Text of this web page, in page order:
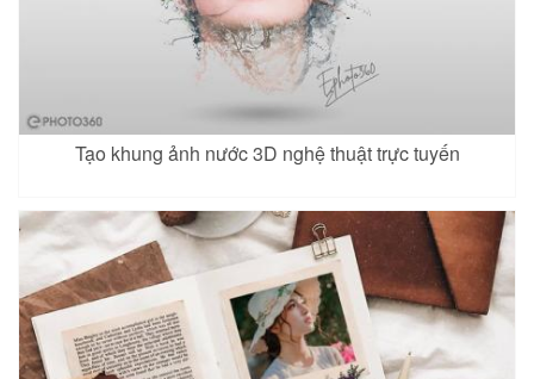
Tạo khung ảnh nước 3D nghệ thuật trực tuyến